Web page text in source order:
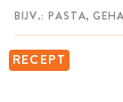
RECEPT
MIJN BEWAARDE